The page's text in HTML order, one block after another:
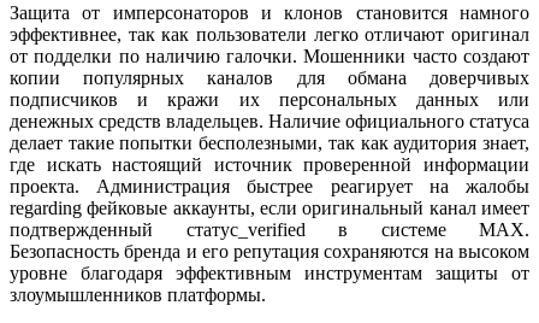
Защита от имперсонаторов и клонов становится намного
эффективнее, так как пользователи легко отличают оригинал
от подделки по наличию галочки. Мошенники часто создают
копии популярных каналов для обмана доверчивых
подписчиков и кражи их персональных данных или
денежных средств владельцев. Наличие официального статуса
делает такие попытки бесполезными, так как аудитория знает,
где искать настоящий источник проверенной информации
проекта. Администрация быстрее реагирует на жалобы
regarding фейковые аккаунты, если оригинальный канал имеет
подтвержденный статус_verified в системе MAX.
Безопасность бренда и его репутация сохраняются на высоком
уровне благодаря эффективным инструментам защиты от
злоумышленников платформы.